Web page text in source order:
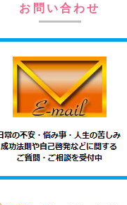
お問い合わせ